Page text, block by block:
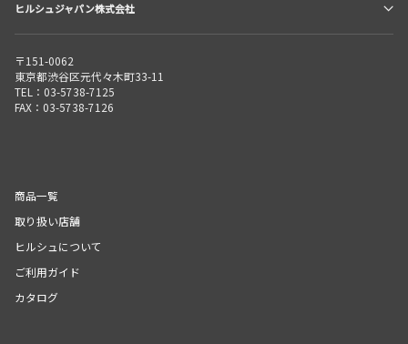
ヒルシュジャパン株式会社
〒151-0062
東京都渋谷区元代々木町33-11
TEL：03-5738-7125
FAX：03-5738-7126
商品一覧
取り扱い店舗
ヒルシュについて
ご利用ガイド
カタログ